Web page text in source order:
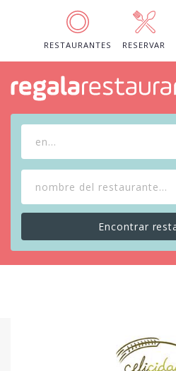
RESTAURANTES RESERVAR
en...